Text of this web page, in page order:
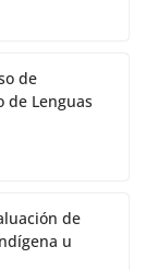
de
de Lenguas
de
u